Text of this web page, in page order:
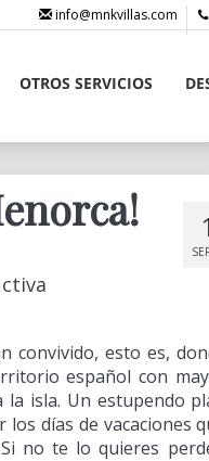
info@mnkvillas.com
OTROS SERVICIOS
convivido, esto es,
español con
isla. Un estupendo
días de vacaciones
no te lo quieres